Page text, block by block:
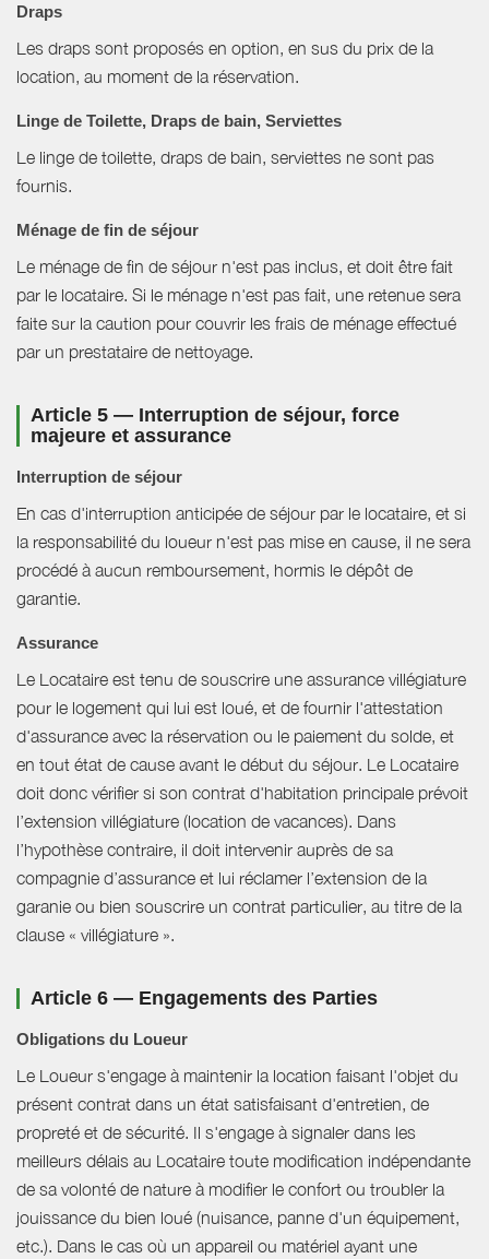
Draps
Les draps sont proposés en option, en sus du prix de la
location, au moment de la réservation.
Linge de Toilette, Draps de bain, Serviettes
Le linge de toilette, draps de bain, serviettes ne sont pas
fournis.
Ménage de fin de séjour
Le ménage de fin de séjour n'est pas inclus, et doit être fait
par le locataire. Si le ménage n'est pas fait, une retenue sera
faite sur la caution pour couvrir les frais de ménage effectué
par un prestataire de nettoyage.
Article 5 — Interruption de séjour, force
majeure et assurance
Interruption de séjour
En cas d'interruption anticipée de séjour par le locataire, et si
la responsabilité du loueur n'est pas mise en cause, il ne sera
procédé à aucun remboursement, hormis le dépôt de
garantie.
Assurance
Le Locataire est tenu de souscrire une assurance villégiature
pour le logement qui lui est loué, et de fournir l'attestation
d'assurance avec la réservation ou le paiement du solde, et
en tout état de cause avant le début du séjour. Le Locataire
doit donc vérifier si son contrat d'habitation principale prévoit
l’extension villégiature (location de vacances). Dans
l’hypothèse contraire, il doit intervenir auprès de sa
compagnie d’assurance et lui réclamer l’extension de la
garanie ou bien souscrire un contrat particulier, au titre de la
clause « villégiature ».
Article 6 — Engagements des Parties
Obligations du Loueur
Le Loueur s'engage à maintenir la location faisant l'objet du
présent contrat dans un état satisfaisant d'entretien, de
propreté et de sécurité. Il s'engage à signaler dans les
meilleurs délais au Locataire toute modification indépendante
de sa volonté de nature à modifier le confort ou troubler la
jouissance du bien loué (nuisance, panne d'un équipement,
etc.). Dans le cas où un appareil ou matériel ayant une